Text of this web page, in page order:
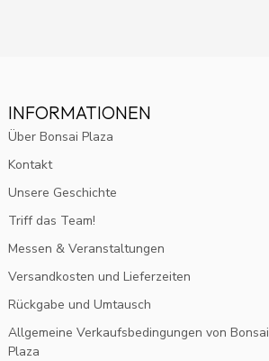
INFORMATIONEN
Über Bonsai Plaza
Kontakt
Unsere Geschichte
Triff das Team!
Messen & Veranstaltungen
Versandkosten und Lieferzeiten
Rückgabe und Umtausch
Allgemeine Verkaufsbedingungen von Bonsai
Plaza